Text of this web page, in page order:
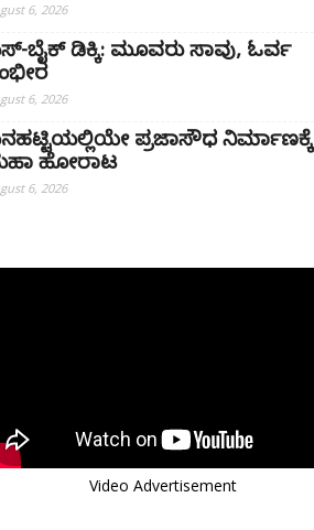
6, 2026
ಬೈಕ್ ಡಿಕ್ಕಿ: ಮೂವರು ಸಾವು, ಓರ್ವ
6, 2026
ಪ್ರಜಾಸೌಧ ನಿರ್ಮಾಣಕ್ಕೆ
ಹೋರಾಟ
6, 2026
Video Advertisement